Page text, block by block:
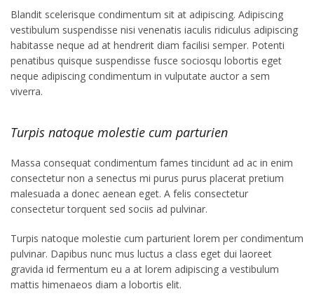
Blandit scelerisque condimentum sit at adipiscing. Adipiscing
vestibulum suspendisse nisi venenatis iaculis ridiculus adipiscing
habitasse neque ad at hendrerit diam facilisi semper. Potenti
penatibus quisque suspendisse fusce sociosqu lobortis eget
neque adipiscing condimentum in vulputate auctor a sem
viverra.
Turpis natoque molestie cum parturien
Massa consequat condimentum fames tincidunt ad ac in enim
consectetur non a senectus mi purus purus placerat pretium
malesuada a donec aenean eget. A felis consectetur
consectetur torquent sed sociis ad pulvinar.
Turpis natoque molestie cum parturient lorem per condimentum
pulvinar. Dapibus nunc mus luctus a class eget dui laoreet
gravida id fermentum eu a at lorem adipiscing a vestibulum
mattis himenaeos diam a lobortis elit.